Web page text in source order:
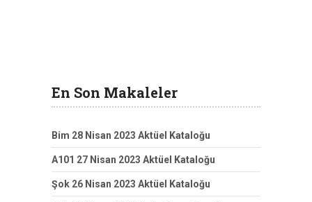
En Son Makaleler
Bim 28 Nisan 2023 Aktüel Kataloğu
A101 27 Nisan 2023 Aktüel Kataloğu
Şok 26 Nisan 2023 Aktüel Kataloğu